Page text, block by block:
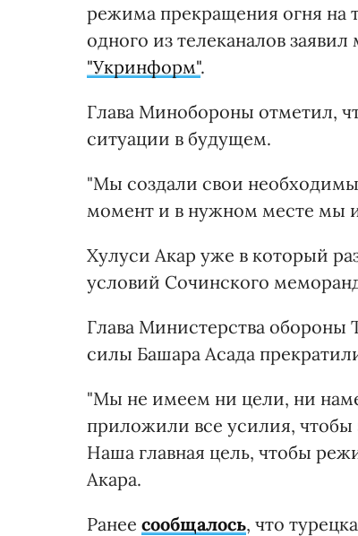
режима прекращения огня на
одного из телеканалов
"Укринформ".
Глава Минобороны отметил,
ситуации в будущем.
"Мы создали свои
момент и в нужном месте мы
Хулуси Акар уже в который
условий Сочинского
Глава Министерства обороны
силы Башара Асада
"Мы не имеем ни цели, ни
приложили все усилия,
Наша главная цель, чтобы
Акара.
Ранее сообщалось, что